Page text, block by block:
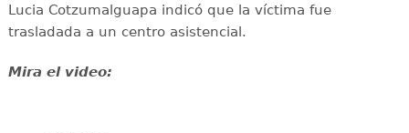
Lucia Cotzumalguapa indicó que la víctima fue
trasladada a un centro asistencial.
Mira el video: